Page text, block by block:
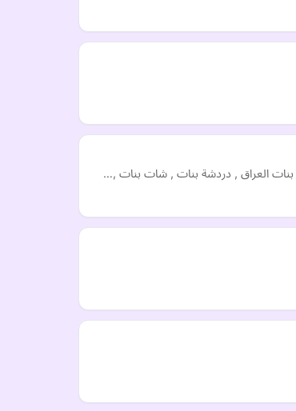
بنات العراق , دردشة بنات , شات بنات ,…